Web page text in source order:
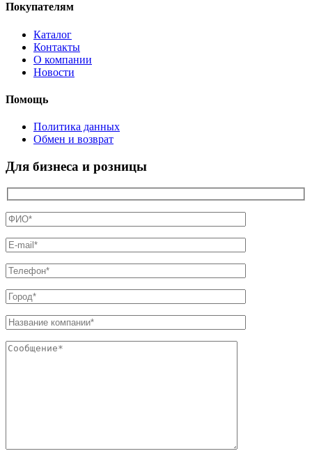
Покупателям
Каталог
Контакты
О компании
Новости
Помощь
Политика данных
Обмен и возврат
Для бизнеса и розницы